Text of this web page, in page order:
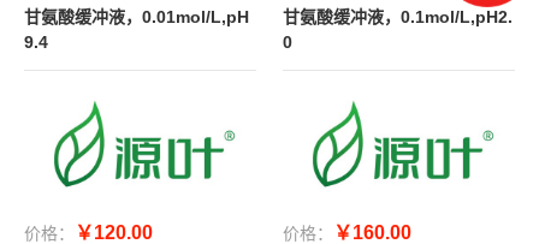
甘氨酸缓冲液，0.01mol/L,pH
9.4
价格： ￥120.00
甘氨酸缓冲液，0.1mol/L,pH2.
0
价格： ￥160.00